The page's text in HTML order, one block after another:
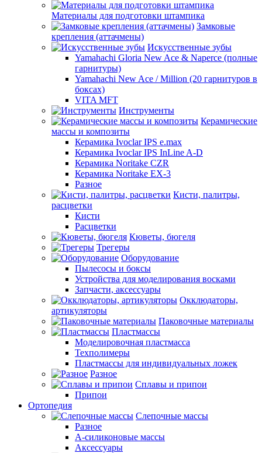
Материалы для подготовки штампика
Замковые
крепления (аттачмены)
Искусственные зубы
Yamahachi Gloria New Ace & Naperce (полные
гарнитуры)
Yamahachi New Ace / Million (20 гарнитуров в
боксах)
VITA MFT
Инструменты
Керамические
массы и композиты
Керамика Ivoclar IPS e.max
Керамика Ivoclar IPS InLine A-D
Керамика Noritake CZR
Керамика Noritake EX-3
Разное
Кисти, палитры,
расцветки
Кисти
Расцветки
Кюветы, бюгеля
Трегеры
Оборудование
Пылесосы и боксы
Устройства для моделирования восками
Запчасти, аксессуары
Окклюдаторы,
артикуляторы
Паковочные материалы
Пластмассы
Моделировочная пластмасса
Техполимеры
Пластмассы для индивидуальных ложек
Разное
Сплавы и припои
Припои
Ортопедия
Слепочные массы
Разное
А-силиконовые массы
Аксессуары